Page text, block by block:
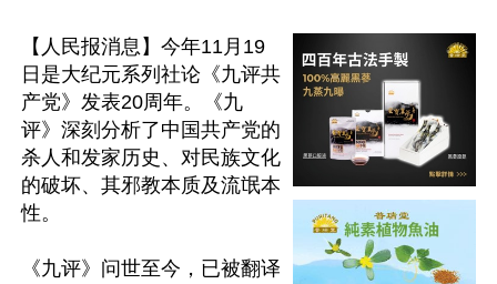
【人民报消息】今年11月19
日是大纪元系列社论《九评共
产党》发表20周年。《九
评》深刻分析了中国共产党的
杀人和发家历史、对民族文化
的破坏、其邪教本质及流氓本
性。
《九评》问世至今，已被翻译